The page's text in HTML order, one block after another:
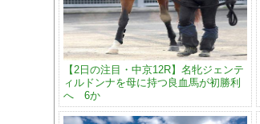
【2日の注目・中京12R】名牝ジェンテ
ィルドンナを母に持つ良血馬が初勝利
へ 6か